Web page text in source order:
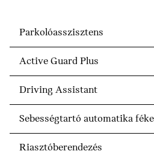
Parkolóasszisztens
Active Guard Plus
Driving Assistant
Sebességtartó automatika
Riasztóberendezés